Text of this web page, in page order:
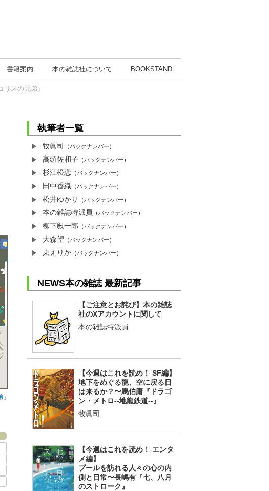
書籍案内 本の雑誌社について BOOKSTAND
スの兄弟』
執筆者一覧
牧眞司 （バックナンバー）
高頭佐和子 （バックナンバー）
杉江松恋 （バックナンバー）
田中香織 （バックナンバー）
松井ゆかり （バックナンバー）
本の雑誌特派員 （バックナンバー）
柳下毅一郎 （バックナンバー）
大森望 （バックナンバー）
東えりか （バックナンバー）
NEWS本の雑誌 最新記事
【ご注意とお詫び】本の雑誌
社のXアカウントに関して
本の雑誌特派員
【今週はこれを読め！ SF編】
地下をめぐる龍、空に戻る日
は来るか？〜馬伯庸『ドラゴ
ン・メトロ--地龍鉄道--』
牧眞司
【今週はこれを読め！ エンタ
メ編】
プールを訪れる人々の心の内
側と日常〜長嶋有『七、八月
のストローク』